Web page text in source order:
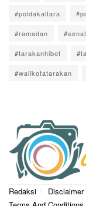
#poldakaltara
#ramadan
#tarakanhibot
#walikotatarakan
Redaksi Disclaimer